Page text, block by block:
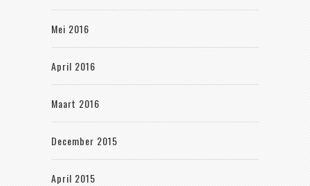
Mei 2016
April 2016
Maart 2016
December 2015
April 2015